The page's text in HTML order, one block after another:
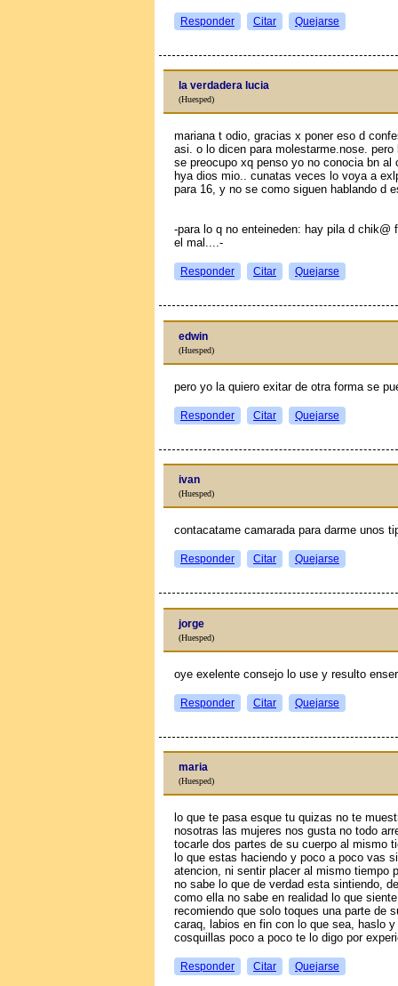
Responder Citar Quejarse
la verdadera lucia
(Huesped)
mariana t odio, gracias x poner eso d
asi. o lo dicen para molestarme.nose.
se preocupo xq penso yo no conocia bn
hya dios mio.. cunatas veces lo voya a
para 16, y no se como siguen hablando d
-para lo q no enteineden: hay pila d
el mal....-
Responder Citar Quejarse
edwin
(Huesped)
pero yo la quiero exitar de otra forma se
Responder Citar Quejarse
ivan
(Huesped)
contacatame camarada para darme unos
Responder Citar Quejarse
jorge
(Huesped)
oye exelente consejo lo use y resulto
Responder Citar Quejarse
maria
(Huesped)
lo que te pasa esque tu quizas no te
nosotras las mujeres nos gusta no todo
tocarle dos partes de su cuerpo al mismo
lo que estas haciendo y poco a poco vas
atencion, ni sentir placer al mismo tiempo
no sabe lo que de verdad esta sintiendo,
como ella no sabe en realidad lo que
recomiendo que solo toques una parte de
caraq, labios en fin con lo que sea, haslo
cosquillas poco a poco te lo digo por
Responder Citar Quejarse